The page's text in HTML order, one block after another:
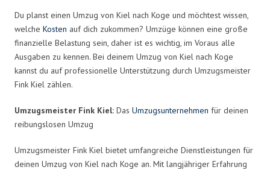
Du planst einen Umzug von Kiel nach Koge und möchtest wissen,
welche Kosten auf dich zukommen? Umzüge können eine große
finanzielle Belastung sein, daher ist es wichtig, im Voraus alle
Ausgaben zu kennen. Bei deinem Umzug von Kiel nach Koge
kannst du auf professionelle Unterstützung durch Umzugsmeister
Fink Kiel zählen.
Umzugsmeister Fink Kiel: Das Umzugsunternehmen für deinen
reibungslosen Umzug
Umzugsmeister Fink Kiel bietet umfangreiche Dienstleistungen für
deinen Umzug von Kiel nach Koge an. Mit langjähriger Erfahrung